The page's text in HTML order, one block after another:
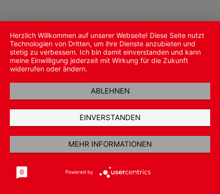
Herzlich Willkommen auf unserer Webseite! Diese Seite nutzt
Technologien von Dritten, um ihre Dienste anzubieten und
stetig zu verbessern. Ich bin damit einverstanden und kann
meine Einwilligung jederzeit mit Wirkung für die Zukunft
widerrufen oder ändern.
ABLEHNEN
EINVERSTANDEN
MEHR INFORMATIONEN
Powered by